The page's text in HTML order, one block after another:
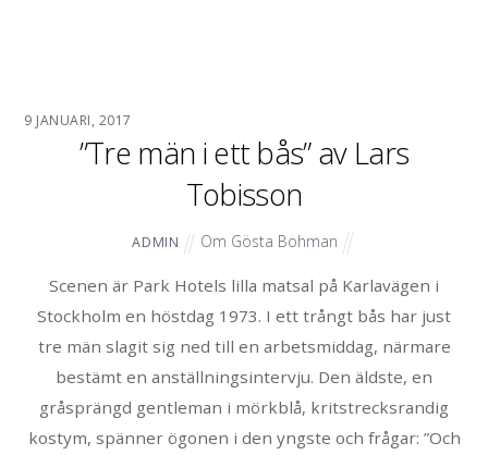
9 JANUARI, 2017
”Tre män i ett bås” av Lars
Tobisson
ADMIN Om Gösta Bohman
Scenen är Park Hotels lilla matsal på Karlavägen i
Stockholm en höstdag 1973. I ett trångt bås har just
tre män slagit sig ned till en arbetsmiddag, närmare
bestämt en anställningsintervju. Den äldste, en
gråsprängd gentleman i mörkblå, kritstrecksrandig
kostym, spänner ögonen i den yngste och frågar: ”Och